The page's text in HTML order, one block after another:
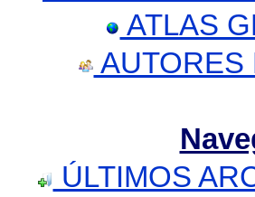
ATLAS
AUTORES
ÚLTIMOS